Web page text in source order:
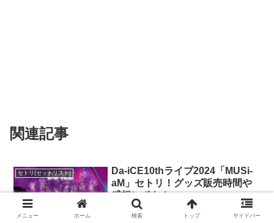
関連記事
セトリ(セットリスト)
Da-iCE10thライブ2024「MUSi-
aM」セトリ！グッズ販売時間や
感想レポも！
メニュー ホーム 検索 トップ サイドバー